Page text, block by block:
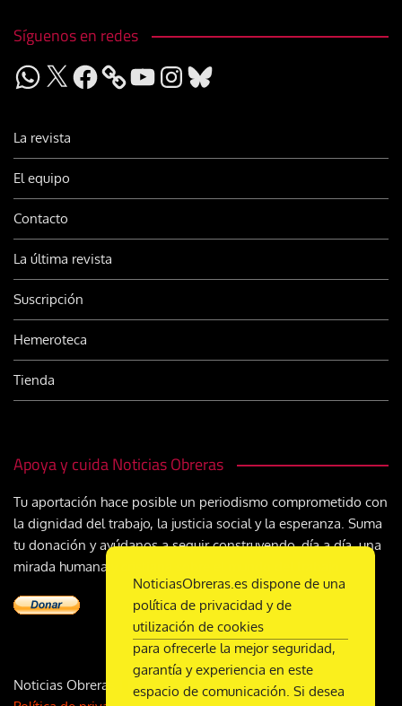
Síguenos en redes
WhatsApp
X Facebook YouTubeInstagram
Bluesky
La revista
El equipo
Contacto
La última revista
Suscripción
Hemeroteca
Tienda
Apoya y cuida Noticias Obreras
Tu aportación hace posible un periodismo comprometido con
la dignidad del trabajo, la justicia social y la esperanza. Suma
tu donación y ayúdanos a seguir construyendo, día a día, una
mirada humana y cristiana sobre el mundo del trabajo
Noticias Obreras | DL M-2359-1958 | ISSN 2340-9231 |
NoticiasObreras.es dispone de una
política de privacidad y de
utilización de cookies
para ofrecerle la mejor seguridad,
garantía y experiencia en este
espacio de comunicación. Si desea